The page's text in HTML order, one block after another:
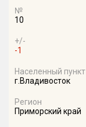
№
10
+/-
-1
Населенный пункт
г.Владивосток
Регион
Приморский край